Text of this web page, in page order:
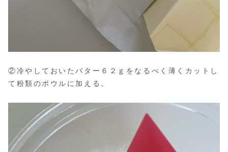
②冷やしておいたバター６２ｇをなるべく薄くカットし
て粉類のボウルに加える。